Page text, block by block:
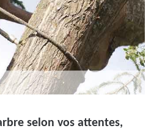
selon vos attentes,